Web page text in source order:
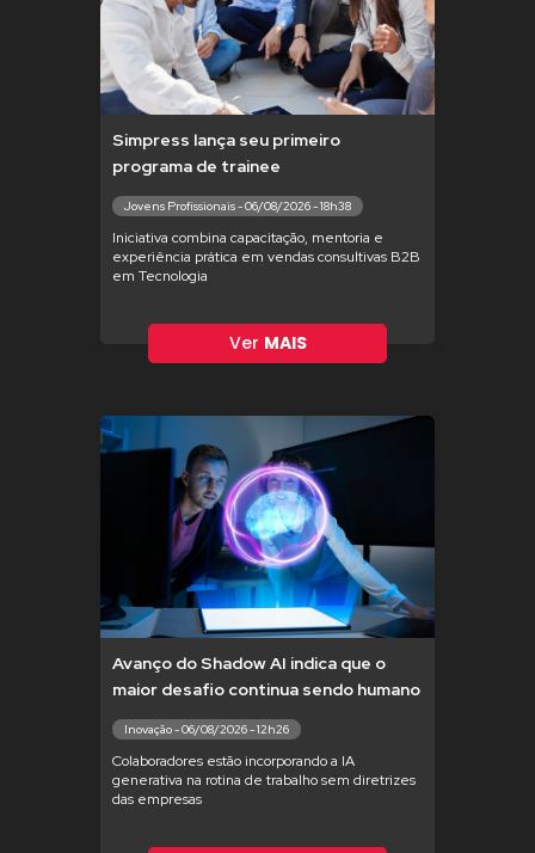
Simpress lança seu primeiro
programa de trainee
Jovens Profissionais - 06/08/2026 - 18h38
Iniciativa combina capacitação, mentoria e
experiência prática em vendas consultivas B2B
em Tecnologia
Ver MAIS
Avanço do Shadow AI indica que o
maior desafio continua sendo humano
Inovação - 06/08/2026 - 12h26
Colaboradores estão incorporando a IA
generativa na rotina de trabalho sem diretrizes
das empresas